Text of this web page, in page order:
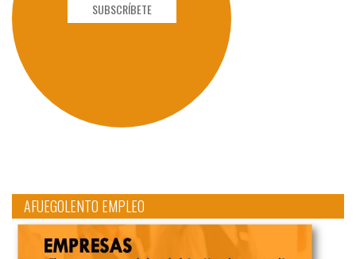
SUBSCRÍBETE
AFUEGOLENTO EMPLEO